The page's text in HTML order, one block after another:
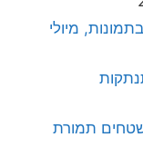
מיולי
תמורת